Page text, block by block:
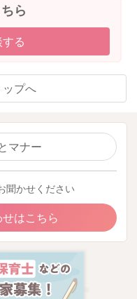
ら
る
ップへ
マナー
聞かせください
はこちら